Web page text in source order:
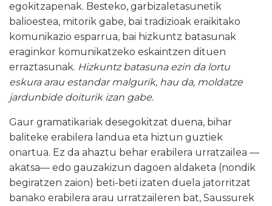
egokitzapenak. Besteko, garbizaletasunetik
balioestea, mitorik gabe, bai tradizioak eraikitako
komunikazio esparrua, bai hizkuntz batasunak
eraginkor komunikatzeko eskaintzen dituen
erraztasunak. Hizkuntz batasuna ezin da lortu
eskura arau estandar malgurik, hau da, moldatze
jardunbide doiturik izan gabe.
Gaur gramatikariak desegokitzat duena, bihar
baliteke erabilera landua eta hiztun guztiek
onartua. Ez da ahaztu behar erabilera urratzailea —
akatsa— edo gauzakizun dagoen aldaketa (nondik
begiratzen zaion) beti-beti izaten duela jatorritzat
banako erabilera arau urratzaileren bat, Saussurek